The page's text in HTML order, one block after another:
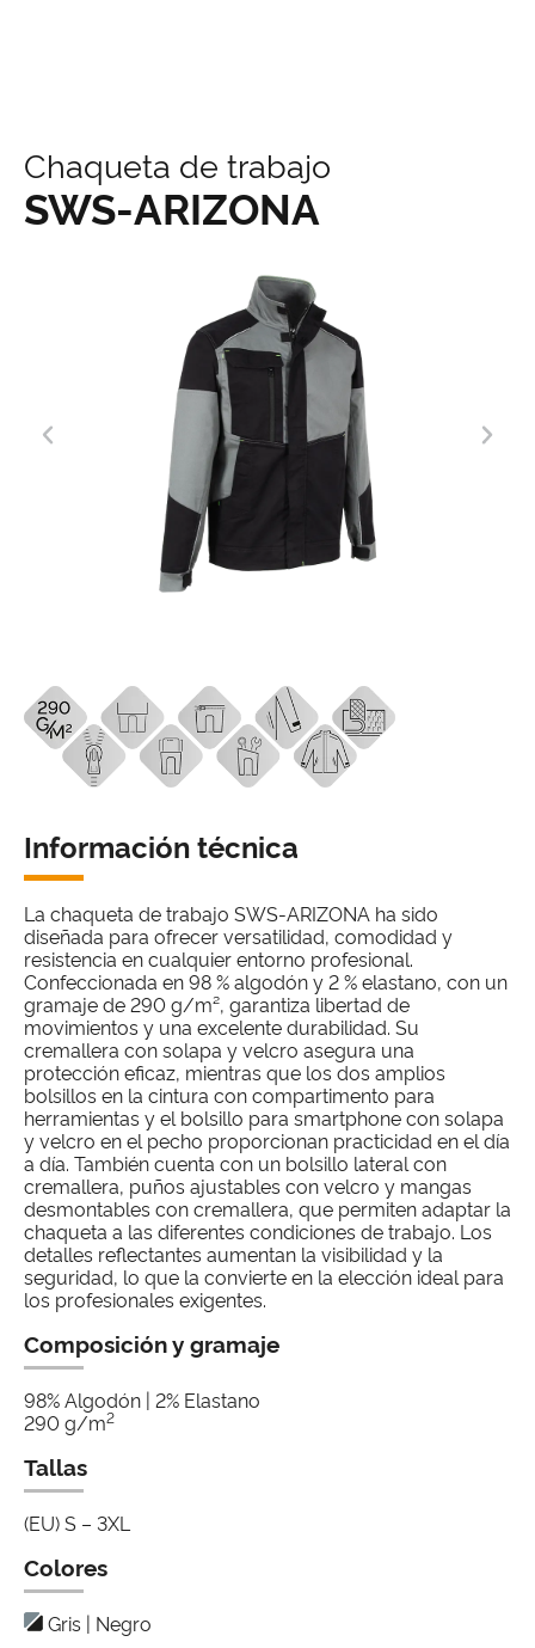
Chaqueta de trabajo
SWS-ARIZONA
Información técnica
La chaqueta de trabajo SWS-ARIZONA ha sido
diseñada para ofrecer versatilidad, comodidad y
resistencia en cualquier entorno profesional.
Confeccionada en 98 % algodón y 2 % elastano, con un
gramaje de 290 g/m², garantiza libertad de
movimientos y una excelente durabilidad. Su
cremallera con solapa y velcro asegura una
protección eficaz, mientras que los dos amplios
bolsillos en la cintura con compartimento para
herramientas y el bolsillo para smartphone con solapa
y velcro en el pecho proporcionan practicidad en el día
a día. También cuenta con un bolsillo lateral con
cremallera, puños ajustables con velcro y mangas
desmontables con cremallera, que permiten adaptar la
chaqueta a las diferentes condiciones de trabajo. Los
detalles reflectantes aumentan la visibilidad y la
seguridad, lo que la convierte en la elección ideal para
los profesionales exigentes.
Composición y gramaje
98% Algodón | 2% Elastano
290 g/m2
Tallas
(EU) S – 3XL
Colores
Gris | Negro